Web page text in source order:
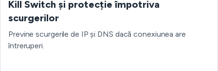
Kill Switch și protecție împotriva
scurgerilor
Previne scurgerile de IP și DNS dacă conexiunea are
întreruperi.